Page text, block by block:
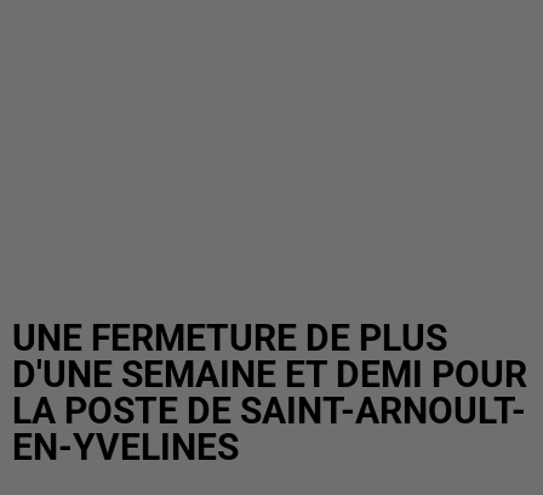
UNE FERMETURE DE PLUS
D'UNE SEMAINE ET DEMI POUR
LA POSTE DE SAINT-ARNOULT-
EN-YVELINES